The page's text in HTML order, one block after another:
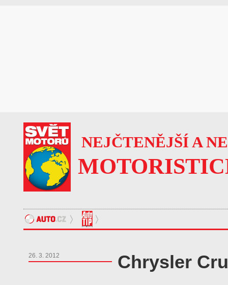
NEJČTENĚJŠÍ A
26. 3. 2012 Chrysler